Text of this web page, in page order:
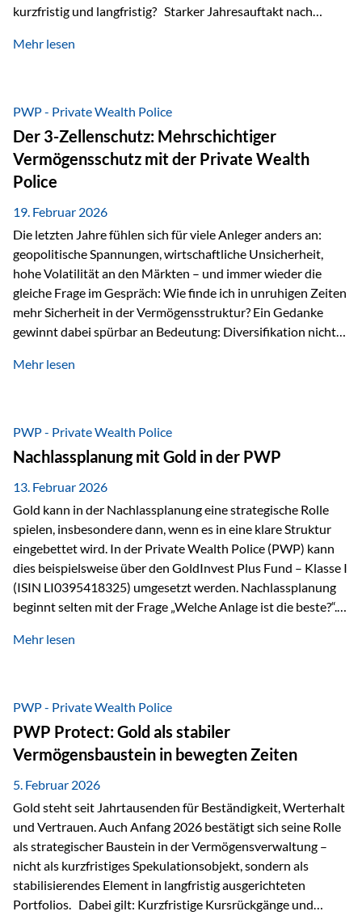
kurzfristig und langfristig? Starker Jahresauftakt nach
Dynamik in das Jahr 2026 gestartet. Zwischen dem
Währungen: +11,5 % Bereits 2025 war ein außergewöhnlich
starkes Jahr: +64,4 % in USD Durchschnitt über alle
Währungen: +56,6 % Langfristig zeigt sich ebenfalls ein
solides…
Mehr lesen
PWP - Private Wealth Police
Der 3-Zellenschutz: Mehrschichtiger
Vermögensschutz mit der Private Wealth
Police
19. Februar 2026
Die letzten Jahre fühlen sich für viele Anleger anders an:
geopolitische Spannungen, wirtschaftliche Unsicherheit,
hohe Volatilität an den Märkten – und immer wieder die
gleiche Frage im Gespräch: Wie finde ich in unruhigen Zeiten
mehr Sicherheit in der Vermögensstruktur? Ein Gedanke
gewinnt dabei spürbar an Bedeutung: Diversifikation nicht
Wer Vermögen ausschließlich in einem Rechtsraum
Liechtenstein eine Rolle spielen: außerhalb der EU, ohne
Euro, mit einem eigenständigen Rechts- und Finanzplatz.
Und genau an dieser Stelle setzt der 3-Zellenschutz an –…
Mehr lesen
PWP - Private Wealth Police
Nachlassplanung mit Gold in der PWP
13. Februar 2026
Gold kann in der Nachlassplanung eine strategische Rolle
spielen, insbesondere dann, wenn es in eine klare Struktur
eingebettet wird. In der Private Wealth Police (PWP) kann
dies beispielsweise über den GoldInvest Plus Fund – Klasse I
(ISIN LI0395418325) umgesetzt werden. Nachlassplanung
beginnt selten mit der Frage „Welche Anlage ist die beste?“.
was bekommen – wann – und in welcher Struktur?Und vor
bei größeren Vermögen ist das entscheidend.
Mehr lesen
PWP - Private Wealth Police
PWP Protect: Gold als stabiler
Vermögensbaustein in bewegten Zeiten
5. Februar 2026
Gold steht seit Jahrtausenden für Beständigkeit, Werterhalt
und Vertrauen. Auch Anfang 2026 bestätigt sich seine Rolle
als strategischer Baustein in der Vermögensverwaltung –
nicht als kurzfristiges Spekulationsobjekt, sondern als
stabilisierendes Element in langfristig ausgerichteten
Portfolios. Dabei gilt: Kurzfristige Kursrückgänge und